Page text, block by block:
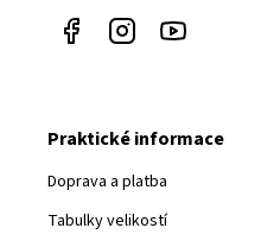
Praktické informace
Doprava a platba
Tabulky velikostí